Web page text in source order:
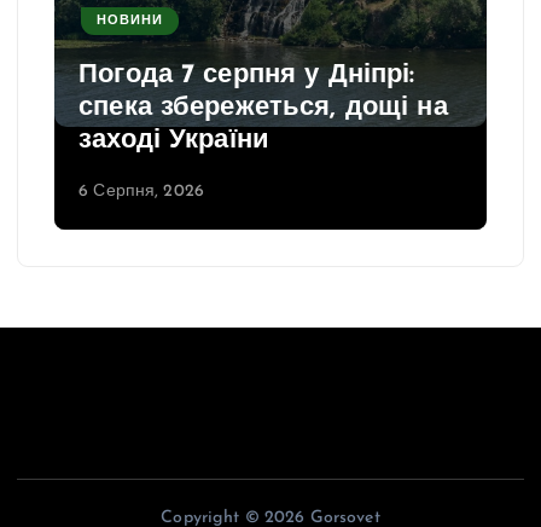
НОВИНИ
Погода 7 серпня у Дніпрі:
спека збережеться, дощі на
заході України
6 Серпня, 2026
Copyright © 2026 Gorsovet